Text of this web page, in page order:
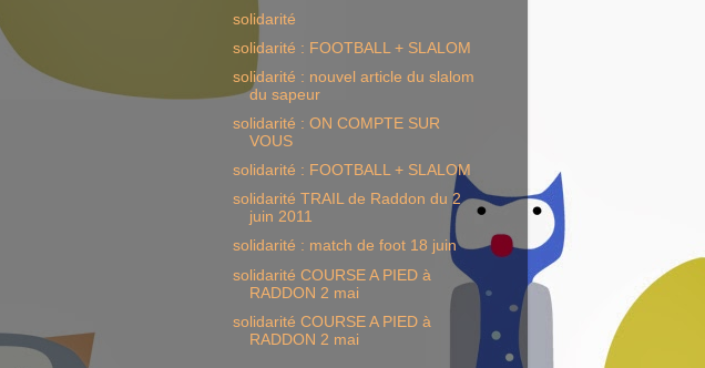
solidarité
solidarité : FOOTBALL + SLALOM
solidarité : nouvel article du slalom
du sapeur
solidarité : ON COMPTE SUR
VOUS
solidarité : FOOTBALL + SLALOM
solidarité TRAIL de Raddon du 2
juin 2011
solidarité : match de foot 18 juin
solidarité COURSE A PIED à
RADDON 2 mai
solidarité COURSE A PIED à
RADDON 2 mai